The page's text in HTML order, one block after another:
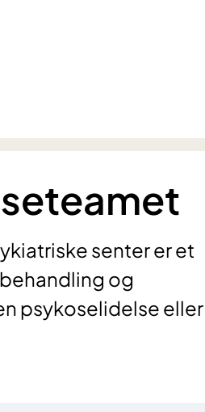
senter er et
og
psykoselidelse eller